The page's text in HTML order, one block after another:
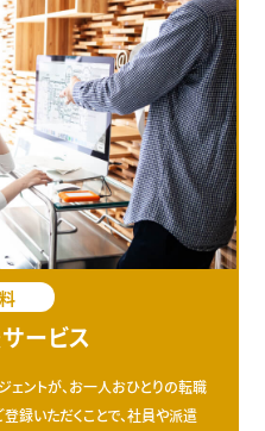
ービス
ェントが、お一人おひとりの転職
録いただくことで、社員や派遣